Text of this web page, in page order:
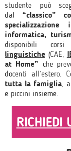
studente può
dal “classico”
informatica,
disponibili
linguistiche (CAE,
at Home” che
docenti all’estero.
tutta la famiglia,
e piccini insieme.
RICHIEDI